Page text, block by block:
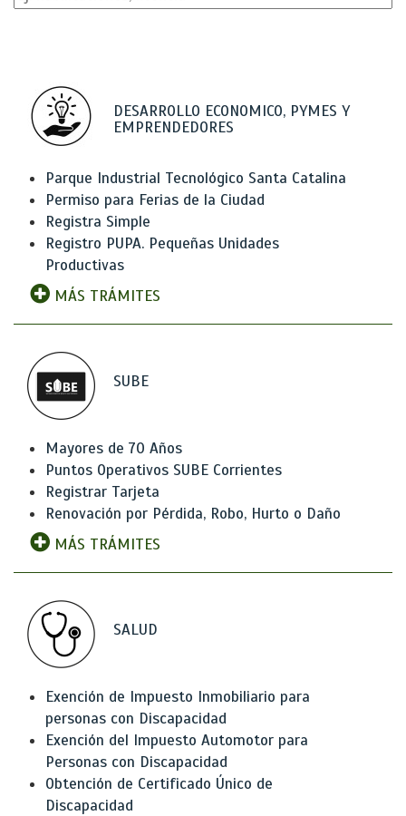
DESARROLLO ECONOMICO, PYMES Y
EMPRENDEDORES
Parque Industrial Tecnológico Santa Catalina
Permiso para Ferias de la Ciudad
Registra Simple
Registro PUPA. Pequeñas Unidades
Productivas
MÁS TRÁMITES
SUBE
Mayores de 70 Años
Puntos Operativos SUBE Corrientes
Registrar Tarjeta
Renovación por Pérdida, Robo, Hurto o Daño
MÁS TRÁMITES
SALUD
Exención de Impuesto Inmobiliario para
personas con Discapacidad
Exención del Impuesto Automotor para
Personas con Discapacidad
Obtención de Certificado Único de
Discapacidad